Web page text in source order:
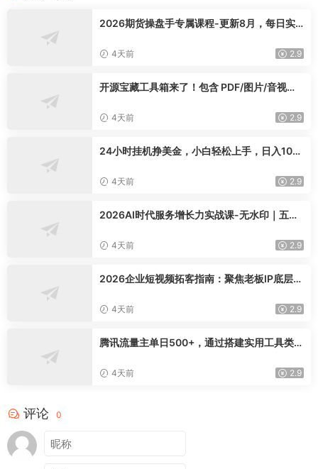
2026期货操盘手专属课程-更新8月，每日实
4天前 2.9
开源宝藏工具箱来了！包含 PDF/图片/音视频/
knit-desktop
4天前 2.9
24小时挂机挣美金，小白轻松上手，日入100
4天前 2.9
2026AI时代服务增长力实战课-无水印｜五力
卷实现长效业绩增长
4天前 2.9
2026企业短视频拓客指南：聚焦老板IP底层逻
交完整获客链路
4天前 2.9
腾讯流量主单日500+，通过搭建实用工具类小
4天前 2.9
评论 0